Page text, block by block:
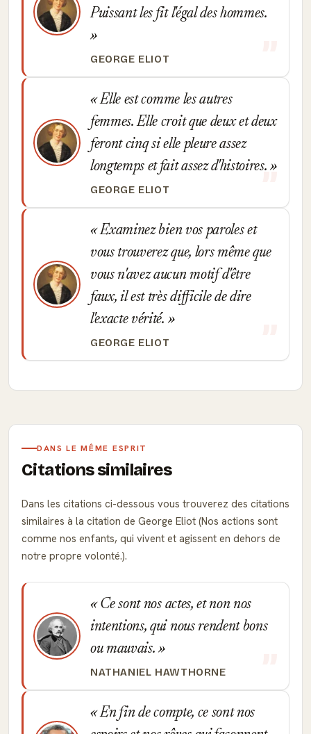
Puissant les fit l'égal des hommes.
GEORGE ELIOT
Elle est comme les autres
femmes. Elle croit que deux et deux
feront cinq si elle pleure assez
longtemps et fait assez d'histoires.
GEORGE ELIOT
Examinez bien vos paroles et
vous trouverez que, lors même que
vous n'avez aucun motif d'être
faux, il est très difficile de dire
l'exacte vérité.
GEORGE ELIOT
DANS LE MÊME ESPRIT
Citations similaires
Dans les citations ci-dessous vous trouverez des citations
similaires à la citation de George Eliot (Nos actions sont
comme nos enfants, qui vivent et agissent en dehors de
notre propre volonté.).
Ce sont nos actes, et non nos
intentions, qui nous rendent bons
ou mauvais.
NATHANIEL HAWTHORNE
En fin de compte, ce sont nos